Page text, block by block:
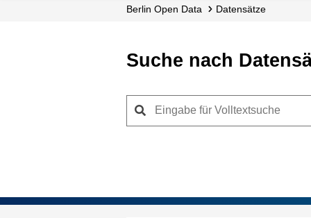
Berlin Open Data Datensätze
Suche nach